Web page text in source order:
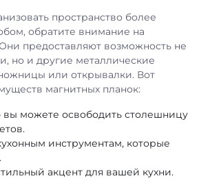
пространство более
обратите внимание на
предоставляют возможность не
но и другие металлические
или открывалки. Вот
магнитных планок:
вы можете освободить столешницу
инструментам, которые
акцент для вашей кухни.